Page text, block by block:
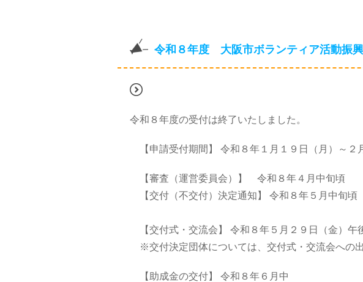
令和８年度 大阪市ボランティア活動振
令和８年度の受付は終了いたしました。
【申請受付期間】 令和８年１月１９日（月）～
【審査（運営委員会）】 令和８年４月中旬頃
【交付（不交付）決定通知】 令和８年５月中旬頃
【交付式・交流会】 令和８年５月２９日（金）午
※交付決定団体については、交付式・交流会への出
【助成金の交付】 令和８年６月中